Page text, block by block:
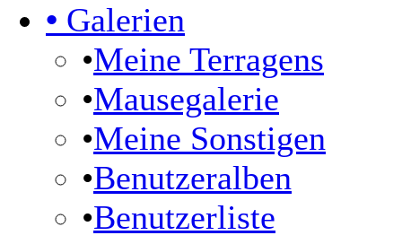
• Galerien
•Meine Terragens
•Mausegalerie
•Meine Sonstigen
•Benutzeralben
•Benutzerliste